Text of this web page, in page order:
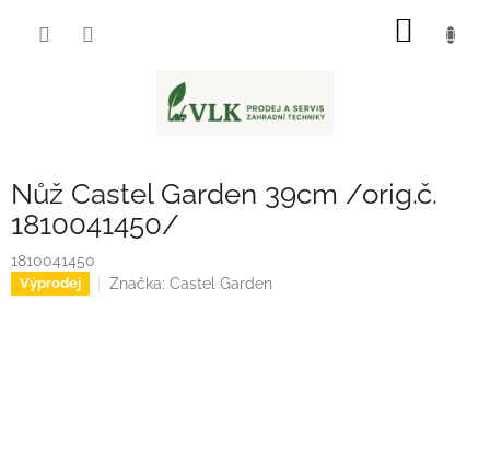
Nůž Castel Garden 39cm /orig.č.
1810041450/
1810041450
Výprodej Značka: Castel Garden